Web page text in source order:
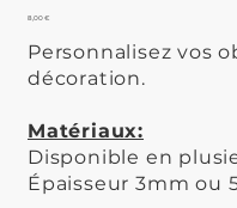
Prix
8,00 €
Personnalisez vos
décoration.
Matériaux:
Disponible en
Épaisseur 3mm ou